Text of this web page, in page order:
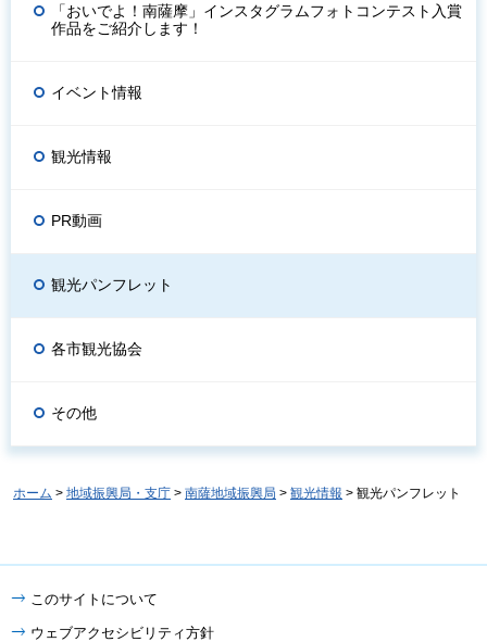
「おいでよ！南薩摩」インスタグラムフォトコンテスト入賞
作品をご紹介します！
イベント情報
観光情報
PR動画
観光パンフレット
各市観光協会
その他
ホーム > 地域振興局・支庁 > 南薩地域振興局 > 観光情報 > 観光パンフレット
このサイトについて
ウェブアクセシビリティ方針